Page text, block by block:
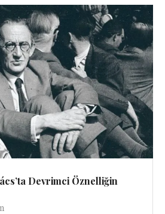
Devrimci Öznelliğin